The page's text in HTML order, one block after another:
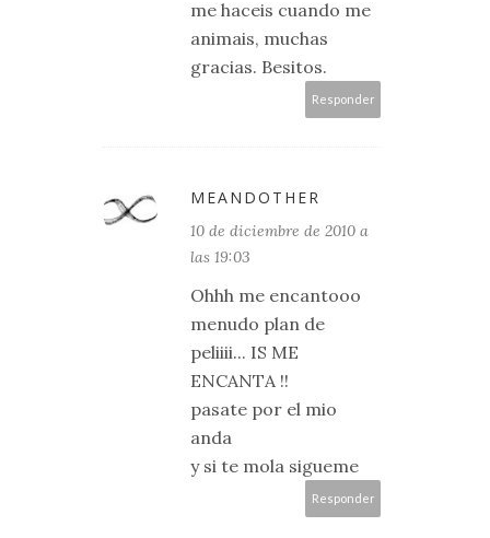
me haceis cuando me
animais, muchas
gracias. Besitos.
Responder
MEANDOTHER
10 de diciembre de 2010 a
las 19:03
Ohhh me encantooo
menudo plan de
peliiii... IS ME
ENCANTA !!
pasate por el mio
anda
y si te mola sigueme
Responder